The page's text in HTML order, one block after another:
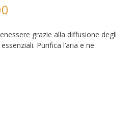
prezzo:
grazie alla diffusione degli
Purifica l’aria e ne